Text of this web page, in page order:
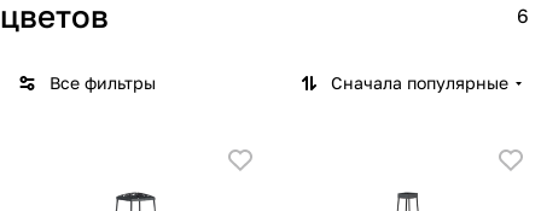
цветов
6
Все фильтры Сначала популярные